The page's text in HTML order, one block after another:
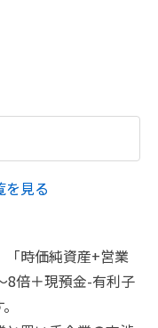
を見る
「時価純資産+営業
倍＋現預金-有利子